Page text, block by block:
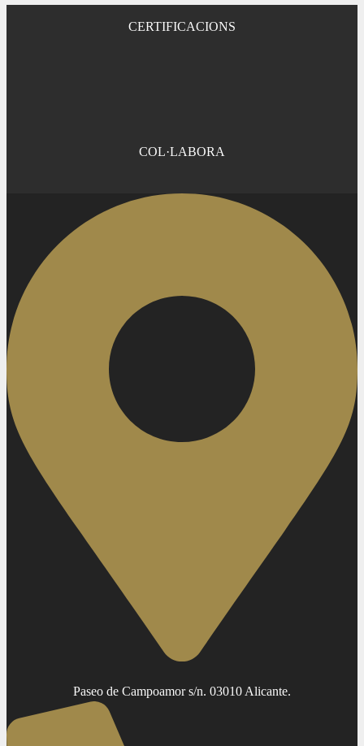
CERTIFICACIONS
COL·LABORA
Paseo de Campoamor s/n. 03010 Alicante.